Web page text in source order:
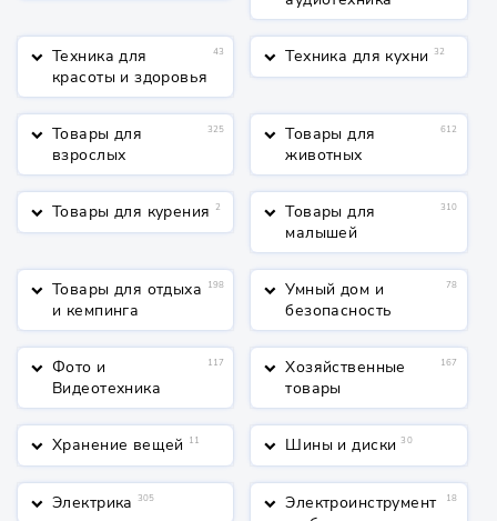
keyboard_arrow_down Техника для
красоты и здоровья
43 keyboard_arrow_down Техника для кухни 32
keyboard_arrow_down Товары для
взрослых
325 keyboard_arrow_down Товары для
животных
612
keyboard_arrow_down Товары для курения 2 keyboard_arrow_down Товары для
малышей
310
keyboard_arrow_down Товары для отдыха
и кемпинга
198 keyboard_arrow_down Умный дом и
безопасность
78
keyboard_arrow_down Фото и
Видеотехника
117 keyboard_arrow_down Хозяйственные
товары
167
keyboard_arrow_down Хранение вещей 11 keyboard_arrow_down Шины и диски 30
keyboard_arrow_down Электрика 305 keyboard_arrow_down Электроинструмент
18